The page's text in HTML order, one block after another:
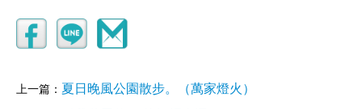
上一篇： 夏日晚風公園散步。（萬家燈火）